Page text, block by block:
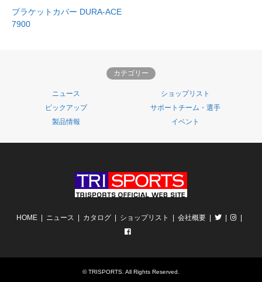
ブラケットカバー DURA-ACE
7900
カテゴリー
ニュース
ショップリスト
ピックアップ
サポートチーム・選手
製品情報
イベント
HOME ニュース カタログ ショップリスト 会社概要
©TRISPORTS . All Rights Reserved.